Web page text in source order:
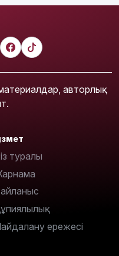
авторлық
туралы
ережесі